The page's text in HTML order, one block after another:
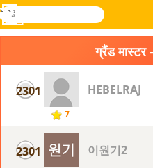
Novel
खोजे
लॉग
मेनू
ग्रैंड मास्टर
2301
7
HEBELRAJ
2301 이원기2